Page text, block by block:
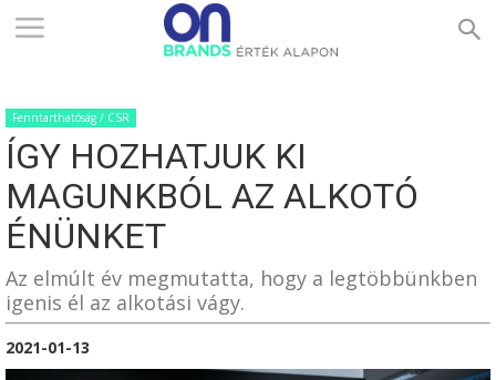
ONBRANDS
–
ÉRTÉK
ALAPON
Fenntarthatóság / CSR
ÍGY HOZHATJUK KI
MAGUNKBÓL AZ ALKOTÓ
ÉNÜNKET
Az elmúlt év megmutatta, hogy a legtöbbünkben
igenis él az alkotási vágy.
2021-01-13